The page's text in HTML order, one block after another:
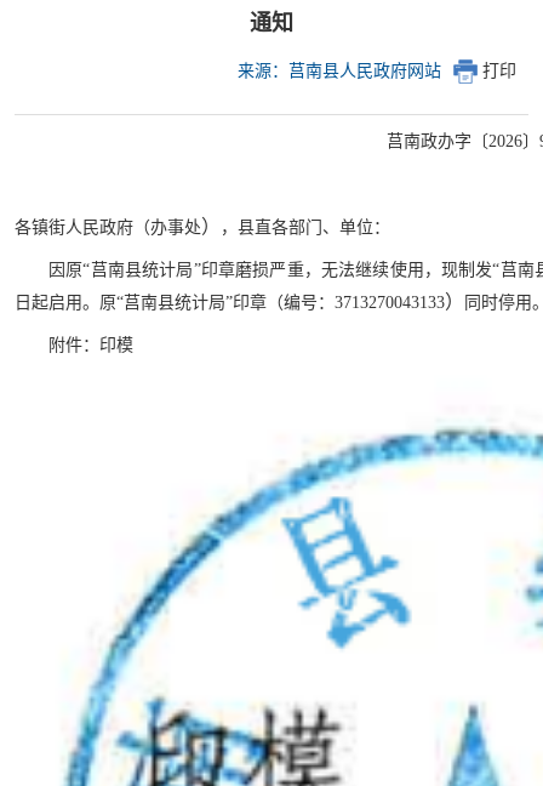
通知
来源：莒南县人民政府网站 打印
莒南政办字〔2026〕
各镇街人民政府（办事处） ，县直各部门、单位：
因原“莒南县统计局”印章磨损严重，无法继续使用，现制发“莒南
日起启用。原“莒南县统计局”印章（编号：3713270043133） 同时停用
附件：印模